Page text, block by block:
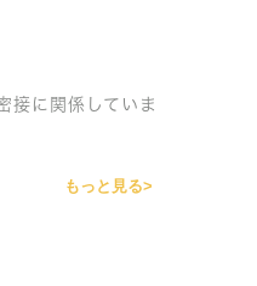
接に関係していま
もっと見る>